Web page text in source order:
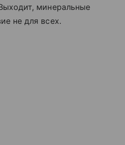
минеральные
не для всех.